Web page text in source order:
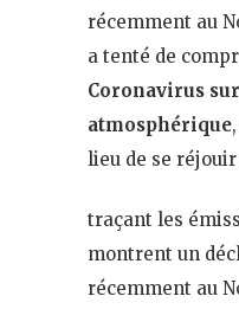
récemment au
a tenté de
Coronavirus
atmosphérique
lieu de se
traçant les
montrent un
récemment au